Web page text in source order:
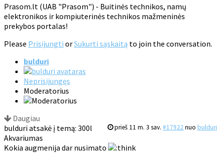
Prasom.lt (UAB "Prasom") - Buitinės technikos, namų
elektronikos ir kompiuterinės technikos mažmeninės
prekybos portalas!
Please Prisijungti orSukurti sąskaitą to join the conversation.
bulduri
Neprisijungęs
Moderatorius
Daugiau
prieš 11 m. 3 sav. #17922nuo bulduri
bulduri atsakė į temą: 300l
Akvariumas
Kokia augmenija dar nusimato